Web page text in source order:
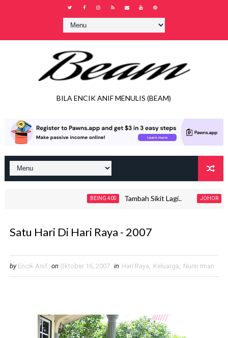
BILA ENCIK ANIF MENULIS (BEAM)
BEING 40S Tambah Sikit Lagi.. JOHOR
Satu Hari Di Hari Raya - 2007
by Encik Anif on Oktober 16, 2007 in Hari Raya, Keluarga, Nurin Iman